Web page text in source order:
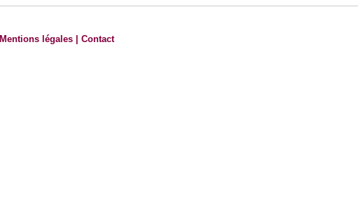
Mentions légales |Contact